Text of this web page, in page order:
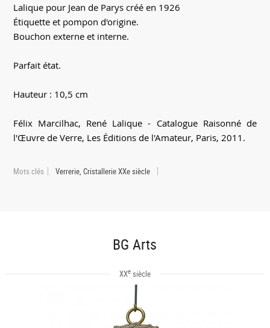
Lalique pour Jean de Parys créé en 1926
Étiquette et pompon d'origine.
Bouchon externe et interne.
Parfait état.
Hauteur : 10,5 cm
Félix Marcilhac, René Lalique - Catalogue Raisonné de
l'Œuvre de Verre, Les Éditions de l'Amateur, Paris, 2011.
Mots clés Verrerie, Cristallerie XXe siècle
BG Arts
XXesiècle